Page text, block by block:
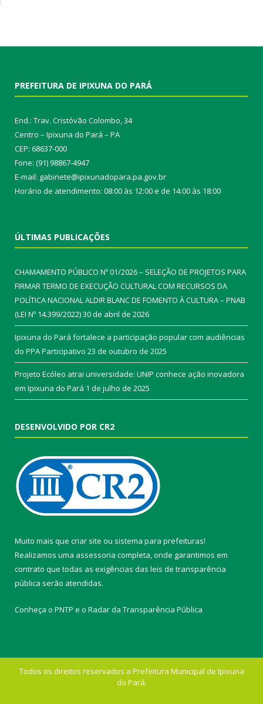
PREFEITURA DE IPIXUNA DO PARÁ
End.: Trav. Cristóvão Colombo, 34
Centro – Ipixuna do Pará – PA
CEP: 68637-000
Fone: (91) 98867-4947
E-mail: gabinete@ipixunadopara.pa.gov.br
Horário de atendimento: 08:00 às 12:00 e de 14:00 às 18:00
ÚLTIMAS PUBLICAÇÕES
CHAMAMENTO PÚBLICO Nº 01/2026 – SELEÇÃO DE PROJETOS PARA
FIRMAR TERMO DE EXECUÇÃO CULTURAL COM RECURSOS DA
POLÍTICA NACIONAL ALDIR BLANC DE FOMENTO À CULTURA – PNAB
(LEI Nº 14.399/2022)30 de abril de 2026
Ipixuna do Pará fortalece a participação popular com audiências
do PPA Participativo 23 de outubro de 2025
Projeto Ecóleo atrai universidade: UNIP conhece ação inovadora
em Ipixuna do Pará 1 de julho de 2025
DESENVOLVIDO POR CR2
Muito mais que criar site ou sistema para prefeituras!
Realizamos uma assessoria completa, onde garantimos em
contrato que todas as exigências das leis de transparência
pública serão atendidas.
Conheça o PNTP e o Radar da Transparência Pública
Todos os direitos reservados a Prefeitura Municipal de Ipixuna
do Pará.